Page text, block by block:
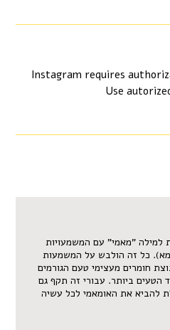
Instagram requires
Use
למילה "מאמי" עם המשמעויות
כל זה הולבש על המשמעות
חומרים מעצימי טעם הגורמים
ביותר. עבורי זה תקף גם
להביא את האומאמי לכל עשיה